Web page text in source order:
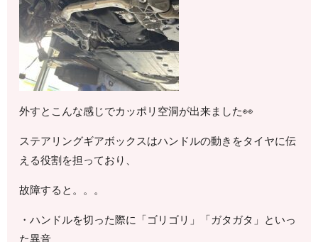
外すとこんな感じでカッポリ空洞が出来ました👀
ステアリングギアボックスはハンドルの動きをタイヤに伝
える役割を担っており、
故障すると。。。
・ハンドルを切った際に「ゴリゴリ」「ガタガタ」といっ
た異音